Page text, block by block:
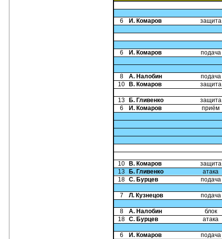
6 И. Комаров защита
6 И. Комаров подача
8 А. Налобин
подача
10
В. Комаров защита
13 Б. Гливенко
защита
6
И. Комаров приём
10 В. Комаров
защита
13
Б. Гливенко
атака
18 С. Бурцев подача
7 Л. Кузнецов подача
8 А. Налобин
блок
18 С. Бурцев атака
6 И. Комаров
подача